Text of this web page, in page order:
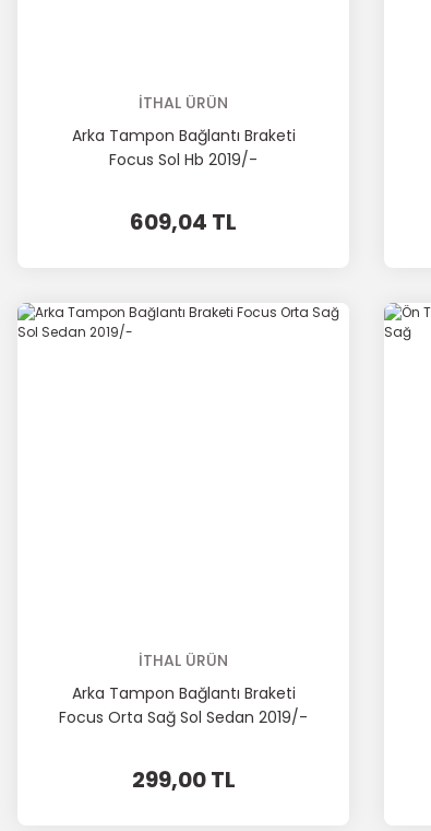
İTHAL ÜRÜN
Arka Tampon Bağlantı Braketi
Focus Sol Hb 2019/-
609,04 TL
İTHAL ÜRÜN
Arka Tampon Bağlantı Braketi
Focus Orta Sağ Sol Sedan 2019/-
299,00 TL